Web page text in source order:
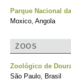
Parque Nacional
Moxico, Angola
ZOOS
Zoológico de
São Paulo, Brasil